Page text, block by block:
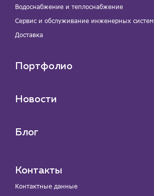
Водоснабжение и теплоснабжение
Сервис и обслуживание инженерных систем
Доставка
Портфолио
Новости
Блог
Контакты
Контактные данные